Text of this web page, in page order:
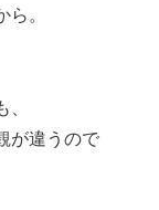
。
が違うので